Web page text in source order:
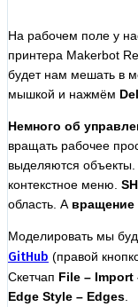
На рабочем поле у
принтера Makerbot
будет нам мешать в
мышкой и нажмём
Немного об
вращать рабочее
выделяются
контекстное меню.
область. А вращение
Моделировать мы
GitHub (правой
Скетчап File – Import
Edge Style – Edges